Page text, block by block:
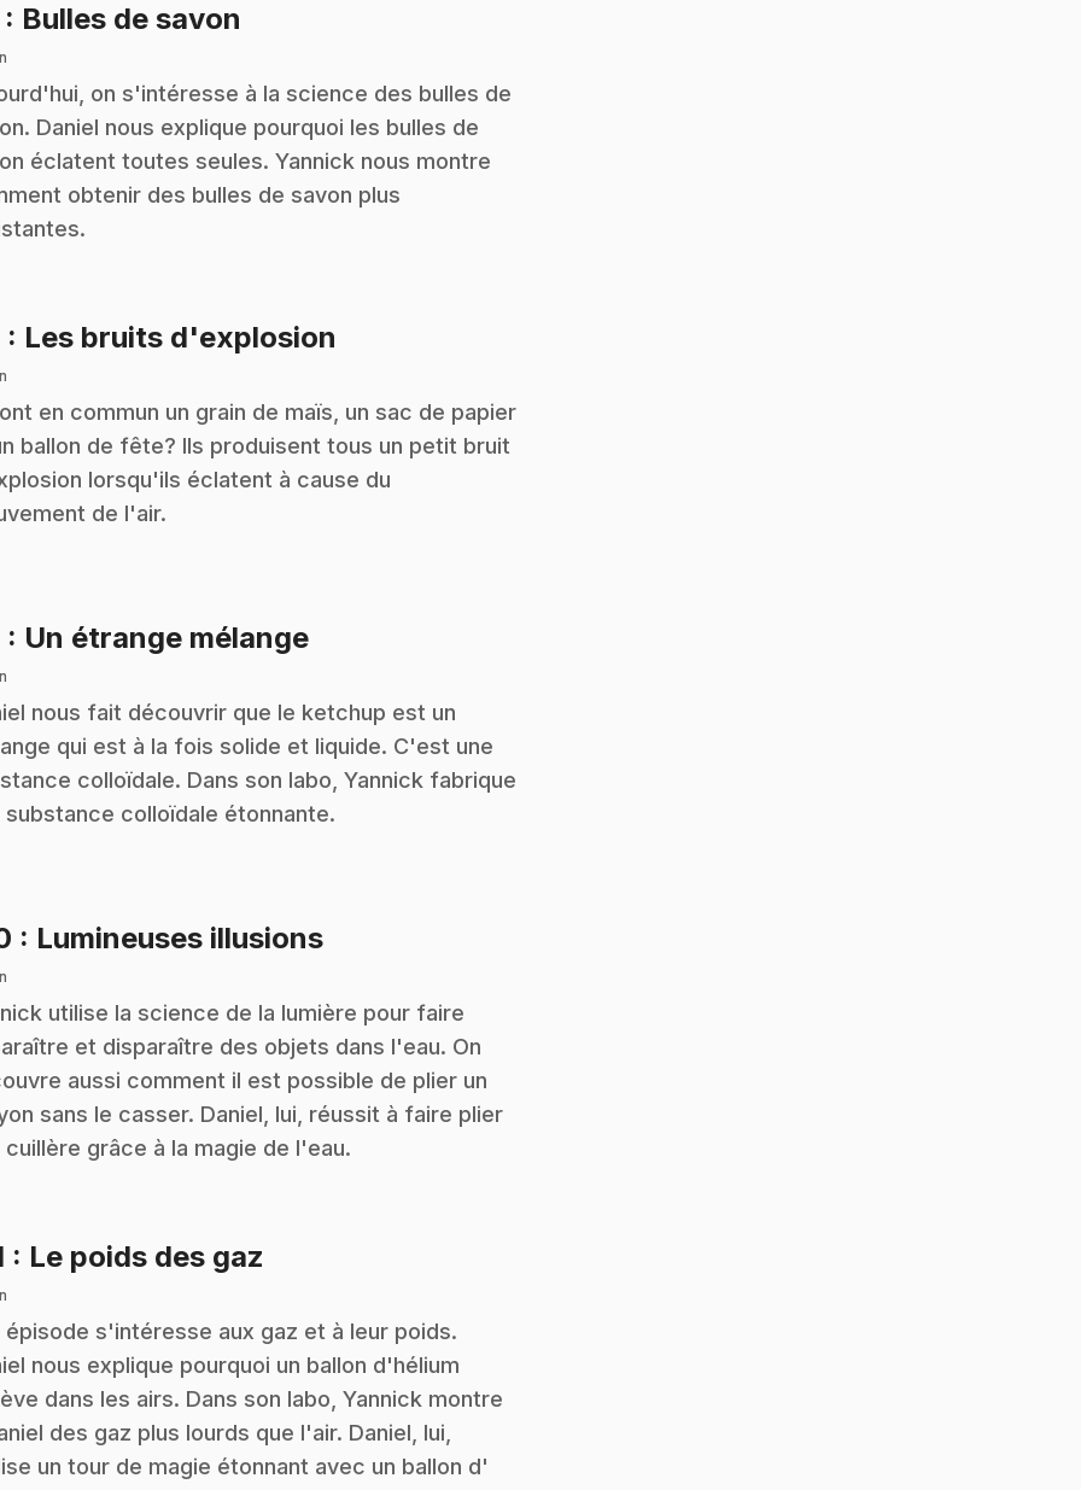
: Bulles de savon
on s'intéresse à la science des bulles de
Daniel nous explique pourquoi les bulles de
éclatent toutes seules. Yannick nous montre
obtenir des bulles de savon plus
: Les bruits d'explosion
en commun un grain de maïs, un sac de papier
ballon de fête? Ils produisent tous un petit bruit
lorsqu'ils éclatent à cause du
de l'air.
: Un étrange mélange.
nous fait découvrir que le ketchup est un
qui est à la fois solide et liquide. C'est une
colloïdale. Dans son labo, Yannick fabrique
substance colloïdale étonnante.
: Lumineuses illusions.
utilise la science de la lumière pour faire
et disparaître des objets dans l'eau. On
aussi comment il est possible de plier un
sans le casser. Daniel, lui, réussit à faire plier
cuillère grâce à la magie de l'eau.
: Le poids des gaz
épisode s'intéresse aux gaz et à leur poids.
nous explique pourquoi un ballon d'hélium
dans les airs. Dans son labo, Yannick montre
des gaz plus lourds que l'air. Daniel, lui,
un tour de magie étonnant avec un ballon d'